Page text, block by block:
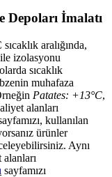
Depoları İmalatı
aralığında,
izolasyonu
sıcaklık
muhafaza
Patates: +13°C,
alanları
kullanılan
ürünler
Aynı
sayfamızı